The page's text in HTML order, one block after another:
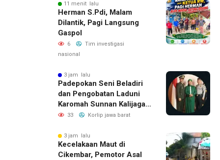
11 menit lalu
Herman S.Pdi, Malam
Dilantik, Pagi Langsung
Gaspol
6
Tim investigasi
nasional
3 jam lalu
Padepokan Seni Beladiri
dan Pengobatan Laduni
Karomah Sunnan Kalijaga
Buka Ijazah Ilmu Laduni
33 Korlip jawa barat
3 jam lalu
Kecelakaan Maut di
Cikembar, Pemotor Asal